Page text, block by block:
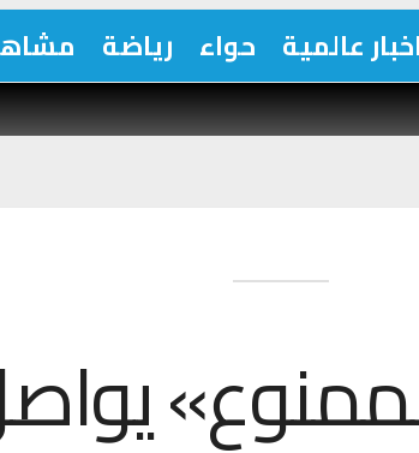
اخبار عالمية حواء رياضة